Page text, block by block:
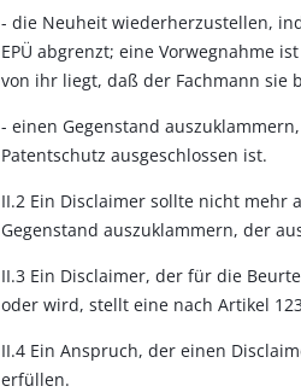
- die Neuheit wiederherzustellen,
EPÜ abgrenzt; eine Vorwegnahme
von ihr liegt, daß der Fachmann
- einen Gegenstand
Patentschutz ausgeschlossen ist.
II.2 Ein Disclaimer sollte nicht mehr
Gegenstand auszuklammern, der
II.3 Ein Disclaimer, der für die
oder wird, stellt eine nach Artikel
II.4 Ein Anspruch, der einen
erfüllen.